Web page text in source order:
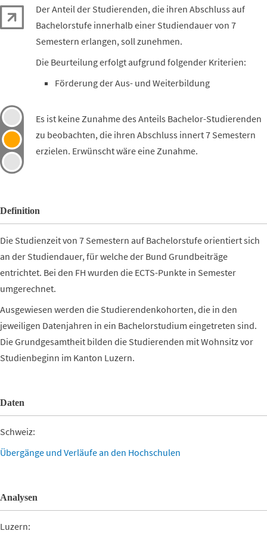
Der Anteil der Studierenden, die ihren Abschluss auf
Bachelorstufe innerhalb einer Studiendauer von 7
Semestern erlangen, soll zunehmen.
Die Beurteilung erfolgt aufgrund folgender Kriterien:
Förderung der Aus- und Weiterbildung
Es ist keine Zunahme des Anteils Bachelor-Studierenden
zu beobachten, die ihren Abschluss innert 7 Semestern
erzielen. Erwünscht wäre eine Zunahme.
Definition
Die Studienzeit von 7 Semestern auf Bachelorstufe orientiert sich
an der Studiendauer, für welche der Bund Grundbeiträge
entrichtet. Bei den FH wurden die ECTS-Punkte in Semester
umgerechnet.
Ausgewiesen werden die Studierendenkohorten, die in den
jeweiligen Datenjahren in ein Bachelorstudium eingetreten sind.
Die Grundgesamtheit bilden die Studierenden mit Wohnsitz vor
Studienbeginn im Kanton Luzern.
Daten
Schweiz:
Übergänge und Verläufe an den Hochschulen
Analysen
Luzern: